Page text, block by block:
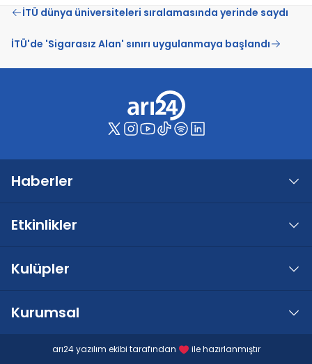
İTÜ dünya üniversiteleri sıralamasında yerinde saydı
İTÜ'de 'Sigarasız Alan' sınırı uygulanmaya başlandı
Haberler
Etkinlikler
Kulüpler
Kurumsal
arı24 yazılım ekibi tarafından ile hazırlanmıştır